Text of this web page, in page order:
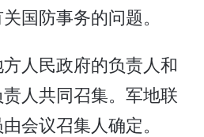
国防事务的问题。
人民政府的负责人和
人共同召集。军地联
会议召集人确定。